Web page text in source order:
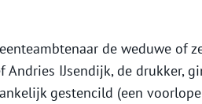
de weduwe of
Andries IJsendijk, de drukker,
gestencild (een